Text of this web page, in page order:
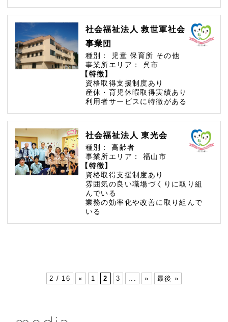
社会福祉法人 救世軍社会
事業団
種別： 児童保育所 その他
事業所エリア：
呉市
【特徴】
資格取得支援制度あり
産休・育児休暇取得実績あり
利用者サービスに特徴がある
社会福祉法人 東光会
種別：
高齢者
事業所エリア：
福山市
【特徴】
資格取得支援制度あり
雰囲気の良い職場づくりに取り組
んでいる
業務の効率化や改善に取り組んで
いる
2 / 16 « 1 2 3 » 最後 »